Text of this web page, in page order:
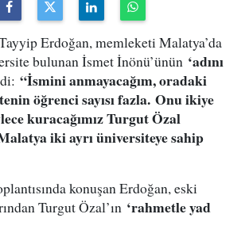
Erdoğan, memleketi Malatya’da
bulunan İsmet İnönü’ünün ‘adını
“İsmini anmayacağım, oradaki
öğrenci sayısı fazla. Onu ikiye
kuracağımız Turgut Özal
iki ayrı üniversiteye sahip
konuşan Erdoğan, eski
Turgut Özal’ın ‘rahmetle yad